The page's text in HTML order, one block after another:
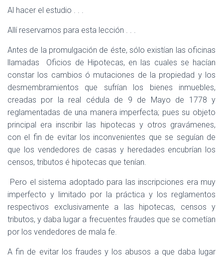
Al hacer el estudio . . .
Allí reservamos para esta lección . . .
Antes de la promulgación de éste, sólo existían las oficinas
llamadas
Oficios de Hipotecas, en las cuales se hacían
constar los cambios ó mutaciones de la propiedad y los
desmembramientos que sufrían los bienes inmuebles,
creadas por la real cédula de 9 de Mayo de 1778 y
reglamentadas de una manera imperfecta; pues su objeto
principal era inscribir las hipotecas y otros gravámenes,
con el fin de evitar los inconvenientes que se seguían de
que los vendedores de casas y heredades encubrían los
censos, tributos é hipotecas que tenían.
Pero el sistema adoptado para las inscripciones era muy
imperfecto y limitado por la práctica y los reglamentos
respectivos exclusivamente a las hipotecas, censos y
tributos, y daba lugar a frecuentes fraudes que se cometían
por los vendedores de mala fe.
A fin de evitar los fraudes y los abusos a que daba lugar